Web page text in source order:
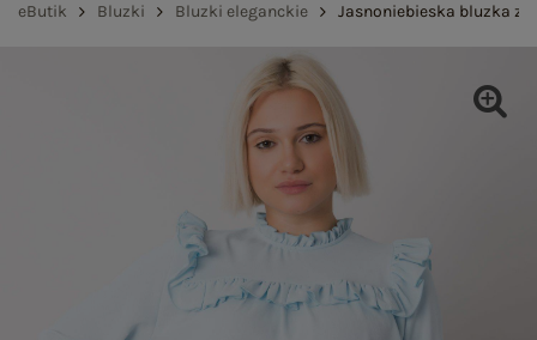
eButik Bluzki Bluzki eleganckie Jasnoniebieska bluzka z